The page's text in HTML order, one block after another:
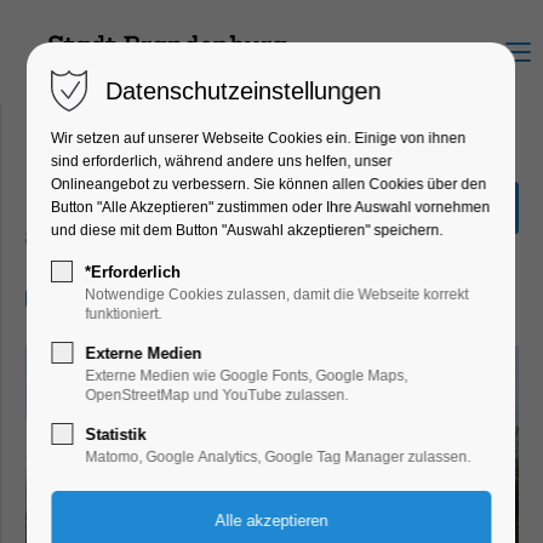
Menu
Stadtrundfahrt
Schiffrundfahrt
28.06.2025, 14:00–16:00
Datenschutzeinstellungen
Wir setzen auf unserer Webseite Cookies ein. Einige von ihnen
sind erforderlich, während andere uns helfen, unser
Onlineangebot zu verbessern. Sie können allen Cookies über den
Button "Alle Akzeptieren" zustimmen oder Ihre Auswahl vornehmen
und diese mit dem Button "Auswahl akzeptieren" speichern.
*Erforderlich
Notwendige Cookies zulassen, damit die Webseite korrekt
funktioniert.
Externe Medien
Externe Medien wie Google Fonts, Google Maps,
OpenStreetMap und YouTube zulassen.
Statistik
Matomo, Google Analytics, Google Tag Manager zulassen.